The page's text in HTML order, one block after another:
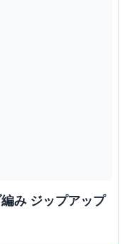
み ジップアップ